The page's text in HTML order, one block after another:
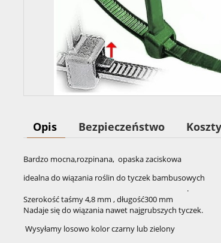
Opis Bezpieczeństwo
Bardzo mocna,rozpinana, opaska zaciskowa
idealna do wiązania roślin do tyczek bambusowych
.
Szerokość taśmy 4,8 mm , długość300 mm
Nadaje się do wiązania nawet najgrubszych tyczek.
Wysyłamy losowo kolor czarny lub zielony